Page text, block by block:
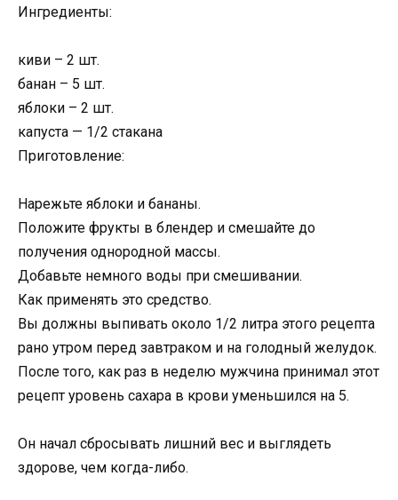
Ингредиенты:
киви – 2 шт.
банан – 5 шт.
яблоки – 2 шт.
капуста — 1/2 стакана
Приготовление:
Нарежьте яблоки и бананы.
Положите фрукты в блендер и смешайте до
получения однородной массы.
Добавьте немного воды при смешивании.
Как применять это средство.
Вы должны выпивать около 1/2 литра этого рецепта
рано утром перед завтраком и на голодный желудок.
После того, как раз в неделю мужчина принимал этот
рецепт уровень сахара в крови уменьшился на 5.
Он начал сбросывать лишний вес и выглядеть
здорове, чем когда-либо.